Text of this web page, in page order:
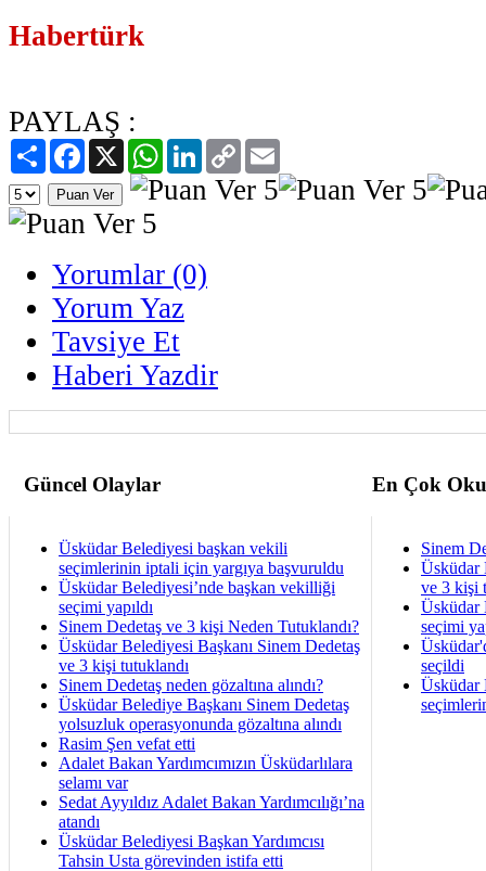
Habertürk
PAYLAŞ :
PaylaşFacebook
X WhatsAppLinkedIn
Copy
Link
Yorumlar (0)
Yorum Yaz
Tavsiye Et
Haberi Yazdir
Güncel Olaylar En Çok
Üsküdar Belediyesi başkan vekili
seçimlerinin iptali için yargıya başvuruldu
Üsküdar Belediyesi’nde başkan vekilliği
seçimi yapıldı
Sinem Dedetaş ve 3 kişi Neden Tutuklandı?
Üsküdar Belediyesi Başkanı Sinem Dedetaş
ve 3 kişi tutuklandı
Sinem Dedetaş neden gözaltına alındı?
Üsküdar Belediye Başkanı Sinem Dedetaş
yolsuzluk operasyonunda gözaltına alındı
Rasim Şen vefat etti
Adalet Bakan Yardımcımızın Üsküdarlılara
selamı var
Sedat Ayyıldız Adalet Bakan Yardımcılığı’na
atandı
Üsküdar Belediyesi Başkan Yardımcısı
Tahsin Usta görevinden istifa etti
Sinem
Üsküdar
ve 3 kişi
Üsküdar
seçimi
seçildi
Üsküdar